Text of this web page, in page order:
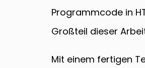
Programmcode in
Großteil dieser
Mit einem fertigen